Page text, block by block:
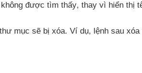
được tìm thấy, thay vì hiển thị
mục sẽ bị xóa. Ví dụ, lệnh sau xóa